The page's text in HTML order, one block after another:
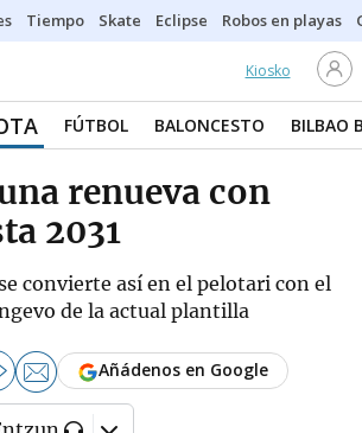
Tiempo Skate Eclipse Robos en playas
Kiosko
FÚTBOL BALONCESTO BILBAO
renueva con
2031
convierte así en el pelotari con el
de la actual plantilla
Añádenos en Google